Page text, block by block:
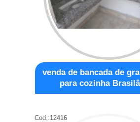
venda de bancada de
para cozinha
Cod.:12416